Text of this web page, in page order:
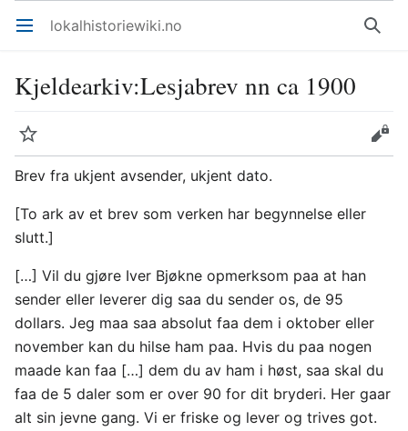
Åpne hovedmenyen lokalhistoriewiki.no Søk
Kjeldearkiv:Lesjabrev nn ca 1900
Overvåk
Rediger
Brev fra ukjent avsender, ukjent dato.
[To ark av et brev som verken har begynnelse eller
slutt.]
[…] Vil du gjøre Iver Bjøkne opmerksom paa at han
sender eller leverer dig saa du sender os, de 95
dollars. Jeg maa saa absolut faa dem i oktober eller
november kan du hilse ham paa. Hvis du paa nogen
maade kan faa […] dem du av ham i høst, saa skal du
faa de 5 daler som er over 90 for dit bryderi. Her gaar
alt sin jevne gang. Vi er friske og lever og trives got.